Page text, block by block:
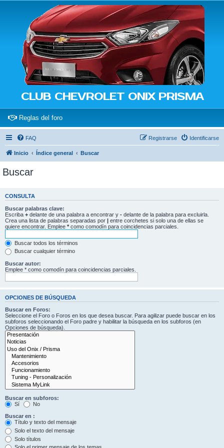
CLUB CHEVROLET ONIX PRISMA
Reglas del foro(Opens a new tab)
FAQ Identificarse
Registrarse
Inicio Índice general Buscar
Buscar
CONSULTA
Buscar palabras clave:
Escriba + delante de una palabra a encontrar y - delante de la palabra para excluirla.
Crea una lista de palabras separadas por | entre corchetes si solo una de ellas se
quiere encontrar. Emplee * como comodín para coincidencias parciales.
Buscar todos los términos
Buscar cualquier término
Buscar autor:
Emplee * como comodín para coincidencias parciales.
OPCIONES DE BÚSQUEDA
Buscar en Foros:
Seleccione el Foro o Foros en los que desea buscar. Para agilizar puede buscar en los
subforos seleccionando el Foro padre y habilitar la búsqueda en los subforos (en
Opciones de búsqueda).
Buscar en subforos:
Sí
No
Buscar en :
Título y texto del mensaje
Solo el texto del mensaje
Solo títulos